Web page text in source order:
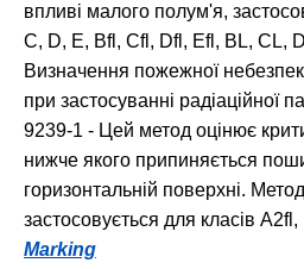
впливі малого полум'я,
С, D, Е, Вfl, Сfl, Dfl, Efl, BL, CL,
Визначення пожежної
при застосуванні радіаційної
9239-1 - Цей метод оцінює
нижче якого припиняється
горизонтальній поверхні.
застосовується для класів
Marking